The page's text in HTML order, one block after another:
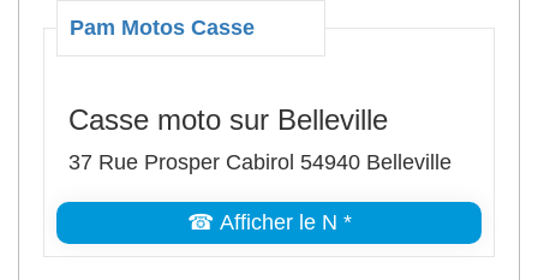
Pam Motos Casse
Casse moto sur Belleville
37 Rue Prosper Cabirol 54940 Belleville
☎ Afficher le N *